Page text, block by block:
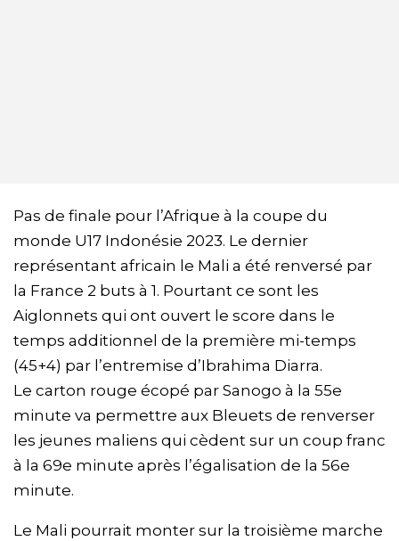
Pas de finale pour l’Afrique à la coupe du
monde U17 Indonésie 2023. Le dernier
représentant africain le Mali a été renversé par
la France 2 buts à 1. Pourtant ce sont les
Aiglonnets qui ont ouvert le score dans le
temps additionnel de la première mi-temps
(45+4) par l’entremise d’Ibrahima Diarra.
Le carton rouge écopé par Sanogo à la 55e
minute va permettre aux Bleuets de renverser
les jeunes maliens qui cèdent sur un coup franc
à la 69e minute après l’égalisation de la 56e
minute.
Le Mali pourrait monter sur la troisième marche